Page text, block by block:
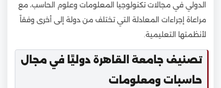
الدولي في مجالات تكنولوجيا المعلومات وعلوم الحاسب، مع
مراعاة إجراءات المعادلة التي تختلف من دولة إلى أخرى وفقاً
لأنظمتها التعليمية.
تصنيف جامعة القاهرة دوليًا في مجال
حاسبات ومعلومات